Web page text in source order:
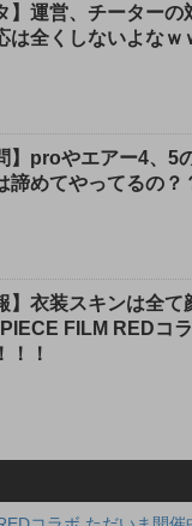
】運営、チーター
は全くしないよなｗ
】proやエアー4、5
諦めてやってるの？
】衣装スキンは全て
FILM REDコ
！！